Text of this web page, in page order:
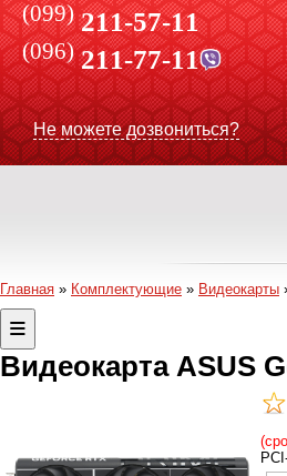
(099) 211-57-11
(096)211-77-11
Не можете дозвониться?
Главная » Комплектующие » Видеокарты
Видеокарта ASUS